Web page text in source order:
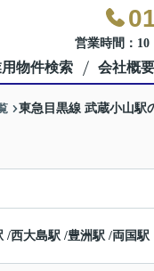
営業時間：
物件検索 会社概要
東急目黒線 武蔵小山駅
/西大島駅 /豊洲駅 /両国駅